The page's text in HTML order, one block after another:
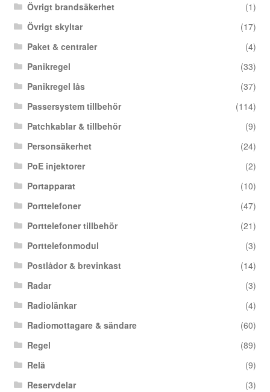
Övrigt brandsäkerhet
(1)
Övrigt skyltar
(17)
Paket & centraler
(4)
Panikregel
(33)
Panikregel lås
(37)
Passersystem tillbehör
(114)
Patchkablar & tillbehör
(9)
Personsäkerhet
(24)
PoE injektorer
(2)
Portapparat
(10)
Porttelefoner
(47)
Porttelefoner tillbehör
(21)
Porttelefonmodul
(3)
Postlådor & brevinkast
(14)
Radar
(3)
Radiolänkar
(4)
Radiomottagare & sändare
(60)
Regel
(89)
Relä
(9)
Reservdelar
(3)